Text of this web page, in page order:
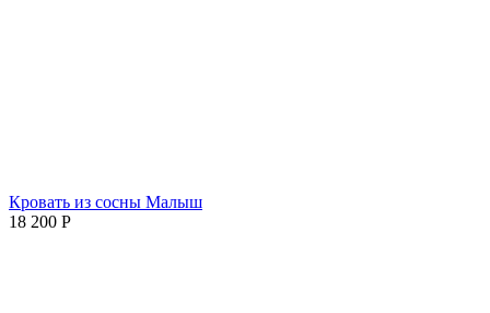
Кровать из сосны Малыш
18 200 Р